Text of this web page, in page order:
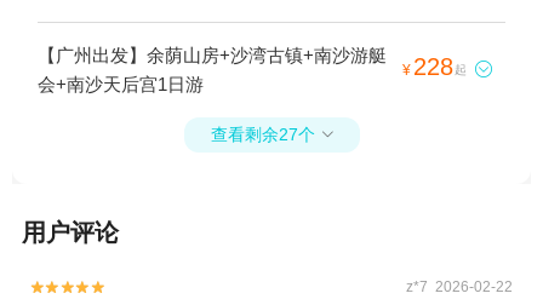
【广州出发】余荫山房+沙湾古镇+南沙游艇
会+南沙天后宫1日游
¥ 228起 
查看剩余27个 
用户评论

 z*7 2026-02-22